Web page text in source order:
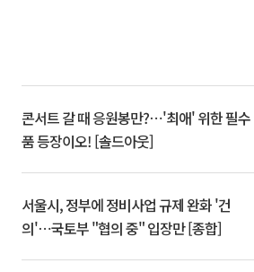
콘서트 갈 때 응원봉만?⋯'최애' 위한 필수
품 등장이오! [솔드아웃]
서울시, 정부에 정비사업 규제 완화 '건
의'⋯국토부 "협의 중" 입장만 [종합]